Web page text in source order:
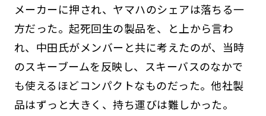
メーカーに押され、ヤマハのシェアは落ちる一
方だった。起死回生の製品を、と上から言わ
れ、中田氏がメンバーと共に考えたのが、当時
のスキーブームを反映し、スキーバスのなかで
も使えるほどコンパクトなものだった。他社製
品はずっと大きく、持ち運びは難しかった。